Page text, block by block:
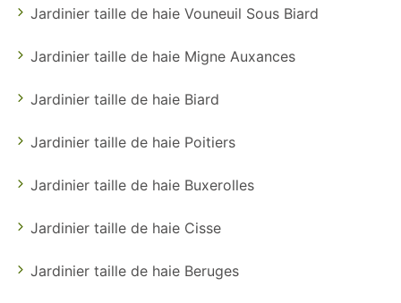
Jardinier taille de haie Vouneuil Sous Biard
Jardinier taille de haie Migne Auxances
Jardinier taille de haie Biard
Jardinier taille de haie Poitiers
Jardinier taille de haie Buxerolles
Jardinier taille de haie Cisse
Jardinier taille de haie Beruges